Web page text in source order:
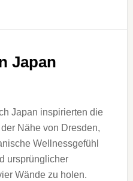
Japan
Japan inspirierten die
Nähe von Dresden,
Wellnessgefühl
ursprünglicher
Wände zu holen.